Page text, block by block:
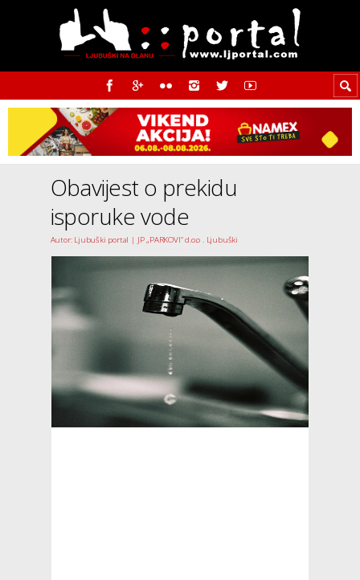
Obavijest o prekidu
isporuke vode
Autor: Ljubuški portal | JP „PARKOVI“ d.o.o . Ljubuški